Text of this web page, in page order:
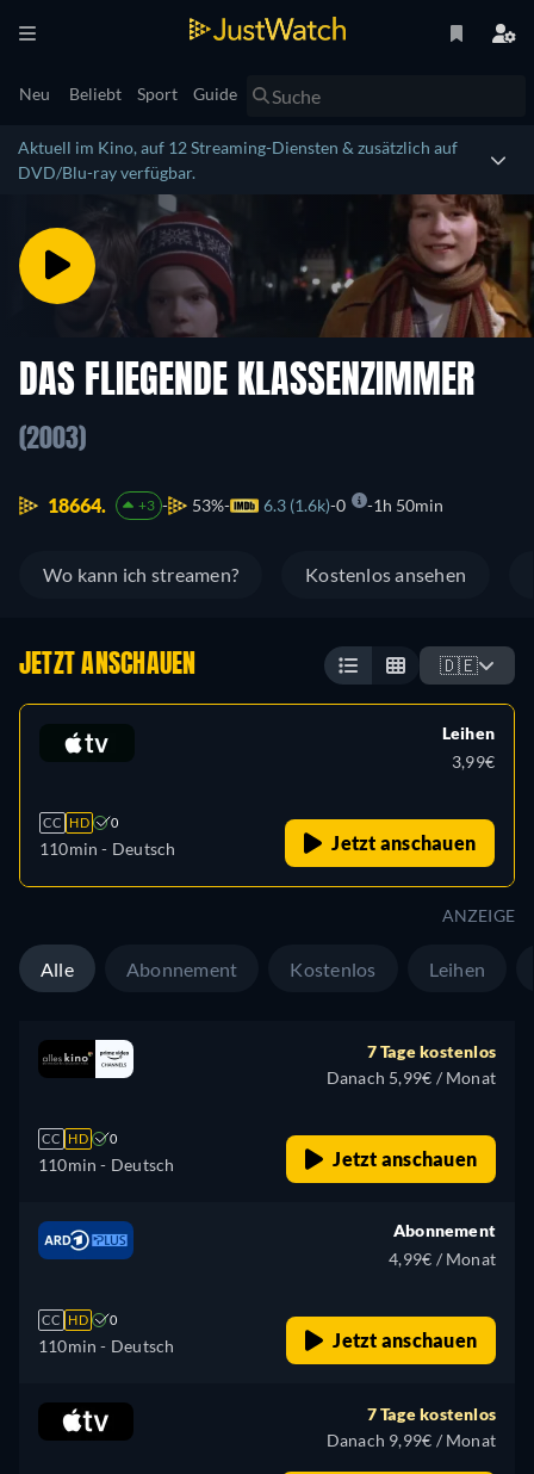
Neu Beliebt Sport Guide
Aktuell im Kino, auf 12 Streaming-Diensten & zusätzlich auf
DVD/Blu-ray verfügbar.
DAS FLIEGENDE KLASSENZIMMER
(2003)
18664. +3 53% 6.3 (1.6k) 0 1h 50min
Wo kann ich streamen? Kostenlos ansehen
JETZT ANSCHAUEN 🇩🇪
CC HD 0
110min - Deutsch
Leihen
3,99€
Jetzt anschauen
ANZEIGE
Alle Abonnement Kostenlos Leihen
CC HD 0
110min - Deutsch
7 Tage kostenlos
Danach 5,99€ / Monat
Jetzt anschauen
CC HD 0
110min - Deutsch
Abonnement
4,99€ / Monat
Jetzt anschauen
7 Tage kostenlos
Danach 9,99€ / Monat